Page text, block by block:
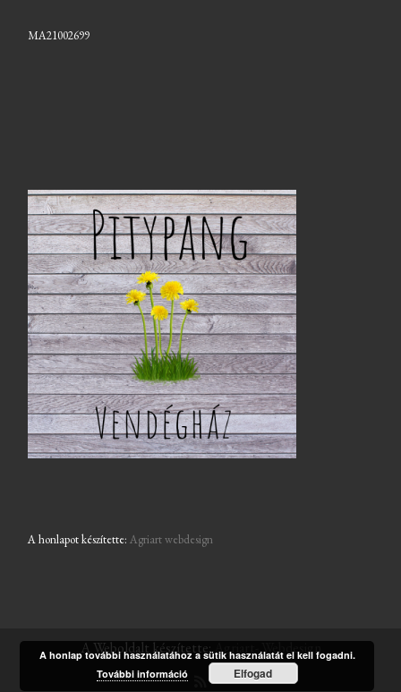
MA21002699
A honlapot készítette:Agriart webdesign
A Weboldalt készítette:Agriart- Webdesign
A honlap további használatához a sütik használatát el kell fogadni.
További információ
Elfogad